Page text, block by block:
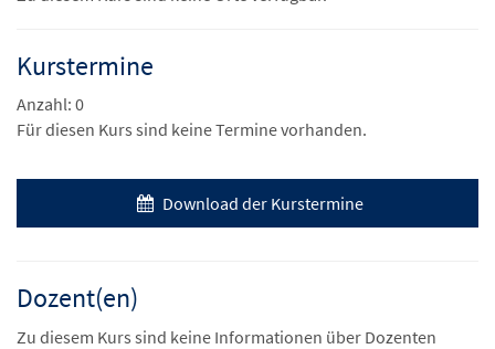
Kurstermine
Anzahl: 0
Für diesen Kurs sind keine Termine vorhanden.
Download der Kurstermine
Dozent(en)
Zu diesem Kurs sind keine Informationen über Dozenten